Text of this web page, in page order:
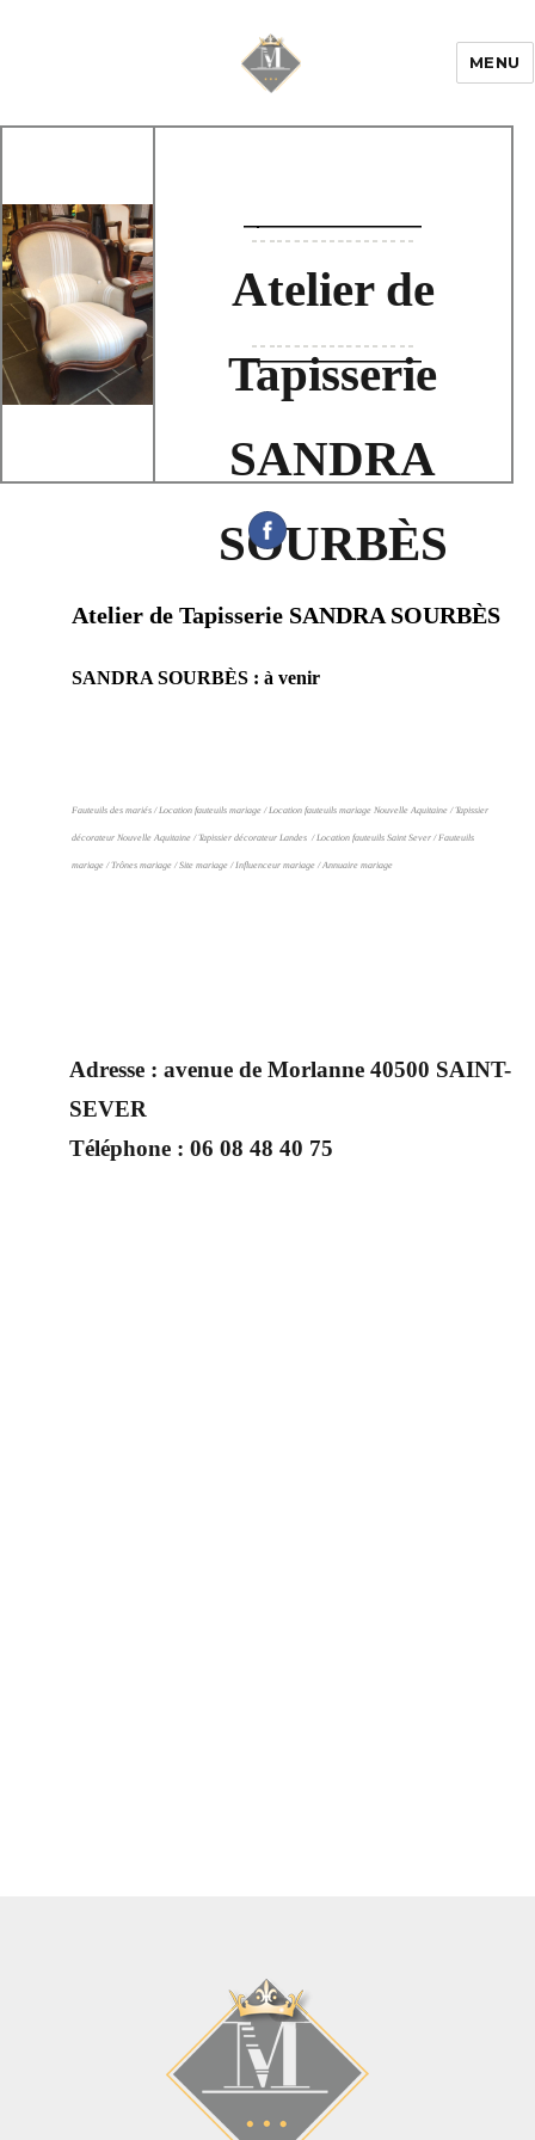
MENU
Atelier de
Tapisserie
SANDRA
SOURBÈS
Atelier de Tapisserie SANDRA SOURBÈS
SANDRA SOURBÈS : à venir
Fauteuils des mariés / Location fauteuils mariage / Location fauteuils mariage Nouvelle Aquitaine / Tapissier
décorateur Nouvelle Aquitaine / Tapissier décorateur Landes / Location fauteuils Saint Sever / Fauteuils
mariage / Trônes mariage / Site mariage / Influenceur mariage / Annuaire mariage
Adresse : avenue de Morlanne 40500 SAINT-
SEVER
Téléphone : 06 08 48 40 75